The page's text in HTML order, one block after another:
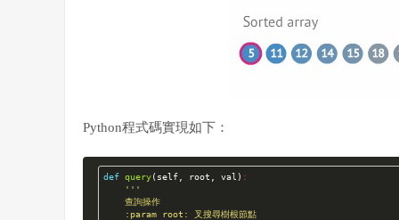
Python程式碼實現如下：
def query(self, root, val) :
'''
    查詢操作
    :param root: 叉搜尋樹根節點